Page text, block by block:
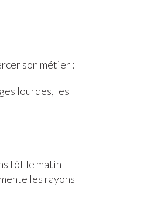
son métier :
lourdes, les
tôt le matin
les rayons